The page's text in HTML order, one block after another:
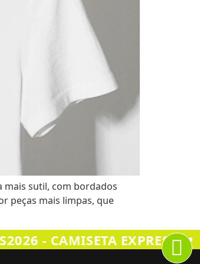
mais sutil, com bordados
peças mais limpas, que
- CAMISETA EXPRESS •